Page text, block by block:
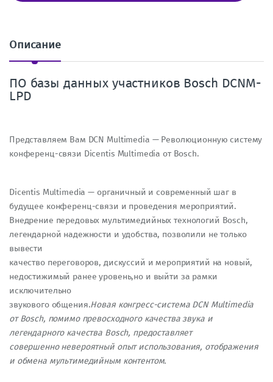
Описание
ПО базы данных участников Bosch DCNM-
LPD
Представляем Вам DCN Multimedia — Революционную систему
конференц-связи Dicentis Multimedia от Bosch.
Dicentis Multimedia — органичный и современный шаг в
будущее конференц-связи и проведения мероприятий.
Внедрение передовых мультимедийных технологий Bosch,
легендарной надежности и удобства, позволили не только
вывести
качество переговоров, дискуссий и мероприятий на новый,
недостижимый ранее уровень,но и выйти за рамки
исключительно
звукового общения.Новая конгресс-система DCN Multimedia
от Bosch, помимо превосходного качества звука и
легендарного качества Bosch, предоставляет
совершенно невероятный опыт использования, отображения
и обмена мультимедийным контентом.